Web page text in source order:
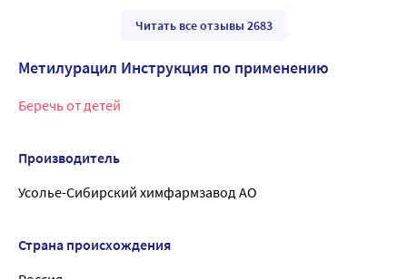
Читать все отзывы 2683
Метилурацил Инструкция по применению
Беречь от детей
Производитель
Усолье-Сибирский химфармзавод АО
Страна происхождения